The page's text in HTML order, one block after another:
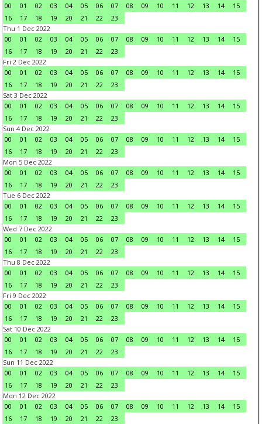
00
01 02 03 04 05 06 07 08 09 10 11 12 13 14
15
16
17 18 19 20 21 22
23
Thu 1 Dec 2022
00
01 02 03 04 05 06 07 08 09 10 11 12 13 14
15
16
17 18 19 20 21 22
23
Fri 2 Dec 2022
00
01 02 03 04 05 06 07 08 09 10 11 12 13 14
15
16
17 18 19 20 21 22
23
Sat 3 Dec 2022
00
01 02 03 04 05 06 07 08 09 10 11 12 13 14
15
16
17 18 19 20 21 22
23
Sun 4 Dec 2022
00
01 02 03 04 05 06 07 08 09 10 11 12 13 14
15
16
17 18 19 20 21 22
23
Mon 5 Dec 2022
00
01 02 03 04 05 06 07 08 09 10 11 12 13 14
15
16
17 18 19 20 21 22
23
Tue 6 Dec 2022
00
01 02 03 04 05 06 07 08 09 10 11 12 13 14
15
16
17 18 19 20 21 22
23
Wed 7 Dec 2022
00
01 02 03 04 05 06 07 08 09 10 11 12 13 14
15
16
17 18 19 20 21 22
23
Thu 8 Dec 2022
00
01 02 03 04 05 06 07 08 09 10 11 12 13 14
15
16
17 18 19 20 21 22
23
Fri 9 Dec 2022
00
01 02 03 04 05 06 07 08 09 10 11 12 13 14
15
16
17 18 19 20 21 22
23
Sat 10 Dec 2022
00
01 02 03 04 05 06 07 08 09 10 11 12 13 14
15
16
17 18 19 20 21 22
23
Sun 11 Dec 2022
00
01 02 03 04 05 06 07 08 09 10 11 12 13 14
15
16
17 18 19 20 21 22
23
Mon 12 Dec 2022
00
01 02 03 04 05 06 07 08 09 10 11 12 13 14
15
16
17 18 19 20 21 22
23